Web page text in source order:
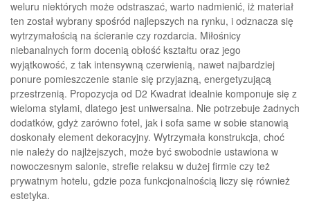
weluru niektórych może odstraszać, warto nadmienić, iż materiał
ten został wybrany spośród najlepszych na rynku, i odznacza się
wytrzymałością na ścieranie czy rozdarcia. Miłośnicy
niebanalnych form docenią obłość kształtu oraz jego
wyjątkowość, z tak intensywną czerwienią, nawet najbardziej
ponure pomieszczenie stanie się przyjazną, energetyzującą
przestrzenią. Propozycja od D2 Kwadrat idealnie komponuje się z
wieloma stylami, dlatego jest uniwersalna. Nie potrzebuje żadnych
dodatków, gdyż zarówno fotel, jak i sofa same w sobie stanowią
doskonały element dekoracyjny. Wytrzymała konstrukcja, choć
nie należy do najlżejszych, może być swobodnie ustawiona w
nowoczesnym salonie, strefie relaksu w dużej firmie czy też
prywatnym hotelu, gdzie poza funkcjonalnością liczy się również
estetyka.